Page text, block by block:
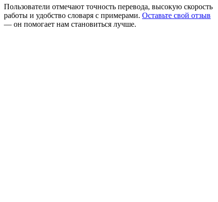
Пользователи отмечают точность перевода, высокую скорость
работы и удобство словаря с примерами. Оставьте свой отзыв
— он помогает нам становиться лучше.